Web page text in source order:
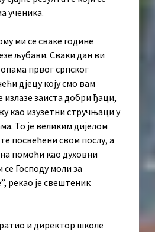
ученика.
ми се сваке године
љубави. Сваки дан ви
првог српског
дјецу коју смо вам
излазе заиста добри ђаци,
као изузетни стручњаци у
То је великим дијелом
посвећени свом послу, а
помоћи као духовни
се Господу моли за
рекао је свештеник
и директор школе